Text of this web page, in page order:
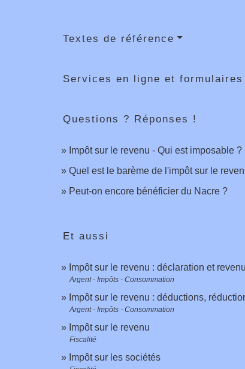
Textes de référence
Services en ligne et formulaires
Questions ? Réponses !
Impôt sur le revenu - Qui est imposable ?
Quel est le barème de l'impôt sur le
Peut-on encore bénéficier du Nacre ?
Et aussi
Impôt sur le revenu : déclaration et
Argent - Impôts - Consommation
Impôt sur le revenu : déductions,
Argent - Impôts - Consommation
Impôt sur le revenu
Fiscalité
Impôt sur les sociétés